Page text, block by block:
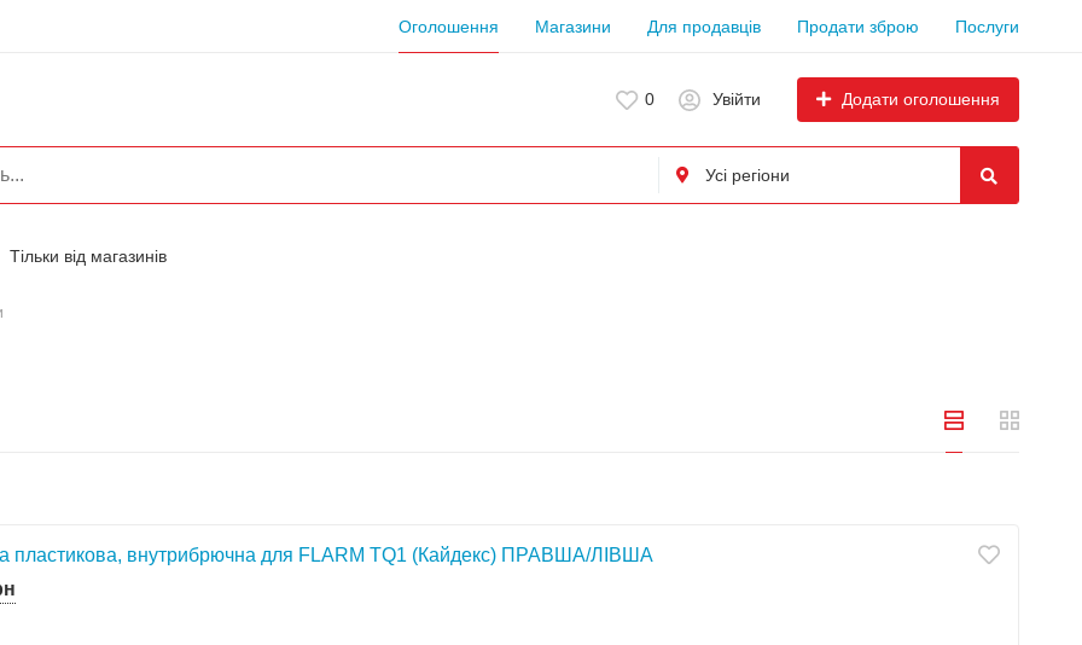
Оголошення Магазини Для продавців Продати зброю Послуги
0 Увійти Додати оголошення
Тільки від магазинів
пластикова, внутрибрючна для FLARM TQ1 (Кайдекс) ПРАВША/ЛІВША